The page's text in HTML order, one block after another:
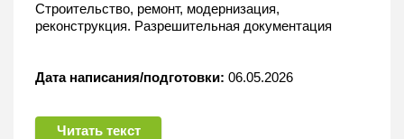
Строительство, ремонт, модернизация,
реконструкция. Разрешительная документация
Дата написания/подготовки: 06.05.2026
Читать текст